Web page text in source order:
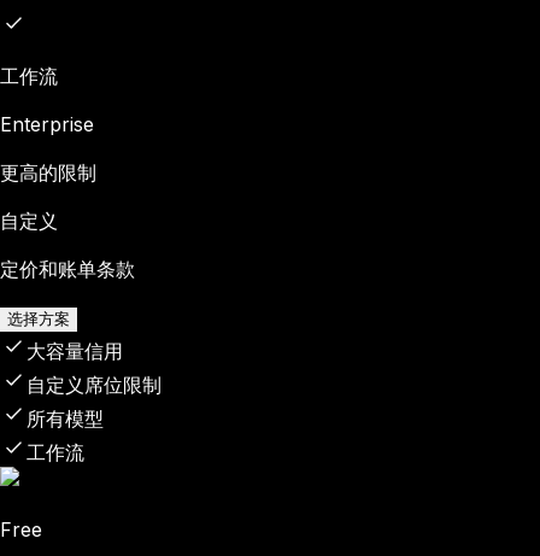
工作流
Enterprise
更高的限制
自定义
定价和账单条款
选择方案
大容量信用
自定义席位限制
所有模型
工作流
Free